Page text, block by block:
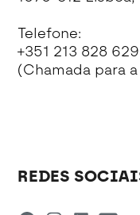
Telefone:
+351 213 828 629
(Chamada para
REDES